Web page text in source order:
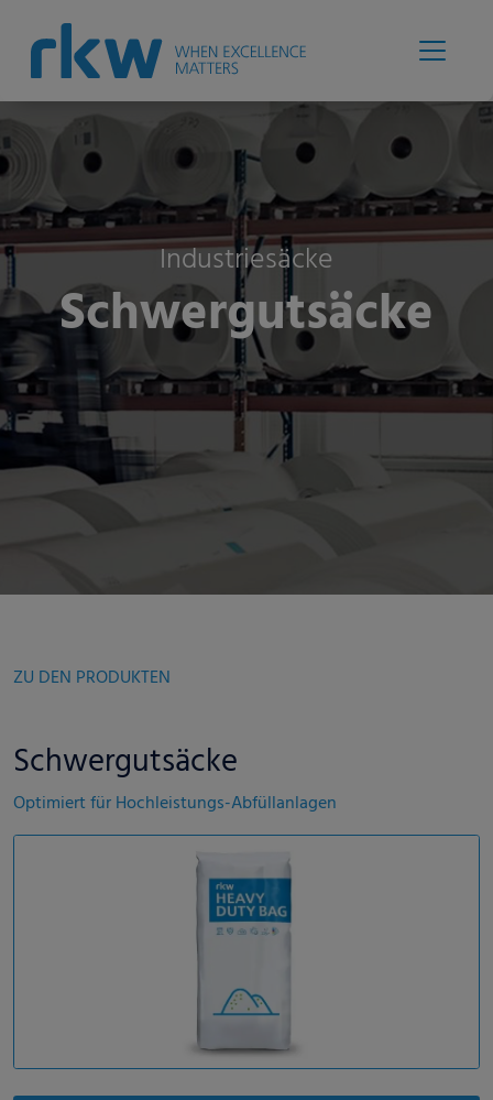
Industriesäcke
Schwergutsäcke
ZU DEN PRODUKTEN
Schwergutsäcke
Optimiert für Hochleistungs-Abfüllanlagen